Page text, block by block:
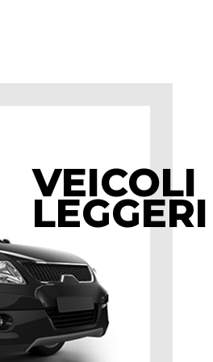
VEICOLI
LEGGERI